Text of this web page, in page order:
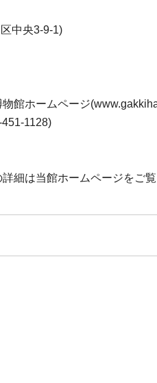
中央3-9-1)
館ホームページ
1128)
細は当館ホームページをご覧